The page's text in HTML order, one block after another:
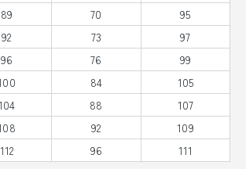
89 70
95
92 73
97
96 76
99
84
105
88
107
92
109
112 96 111